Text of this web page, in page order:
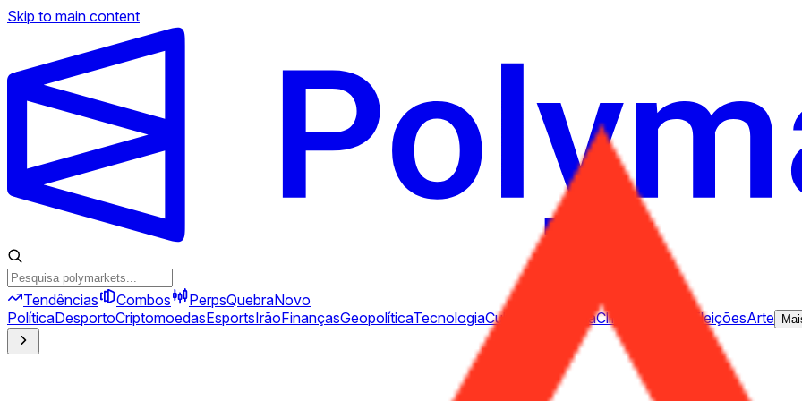
Skip to main content
Tendências Combos PerpsQuebraNovo
PolíticaDesportoCriptomoedasEsportsIrãoFinançasGeopolíticaTecnologiaCultura EconomiaClima EleiçõesArte